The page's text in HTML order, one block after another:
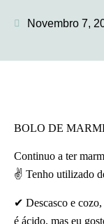
Novembro 7,
BOLO DE
Continuo a ter
✌ Tenho utilizado
✔ Descasco e cozo,
é ácido, mas eu